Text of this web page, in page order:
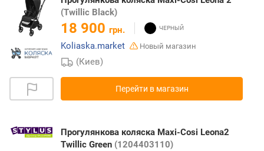
(Twillic Black)
18 900 грн.
Koliaska.market
Новый магазин
(Киев)
Перейти в магазин
Прогулянкова коляска Maxi-Cosi Leona2
Twillic Green (1204403110)